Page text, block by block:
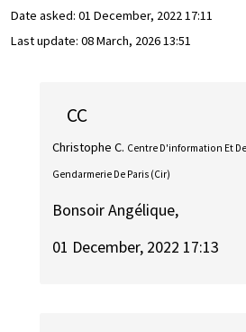
Date asked: 01 December, 2022 17:11
Last update: 08 March, 2026 13:51
CC
Christophe C. Centre D'information Et
Gendarmerie De Paris (Cir)
Bonsoir Angélique,
01 December, 2022 17:13